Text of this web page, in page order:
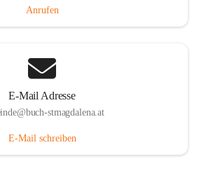
Anrufen
E-Mail Adresse
stmagdalena.at
E-Mail schreiben